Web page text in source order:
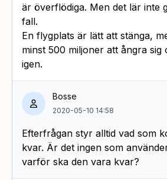
är överflödiga. Men det lär inte
fall.
En flygplats är lätt att stänga,
minst 500 miljoner att ångra sig
igen.
Bosse
2020-05-10 14:58
Efterfrågan styr alltid vad som
kvar. Är det ingen som
varför ska den vara kvar?